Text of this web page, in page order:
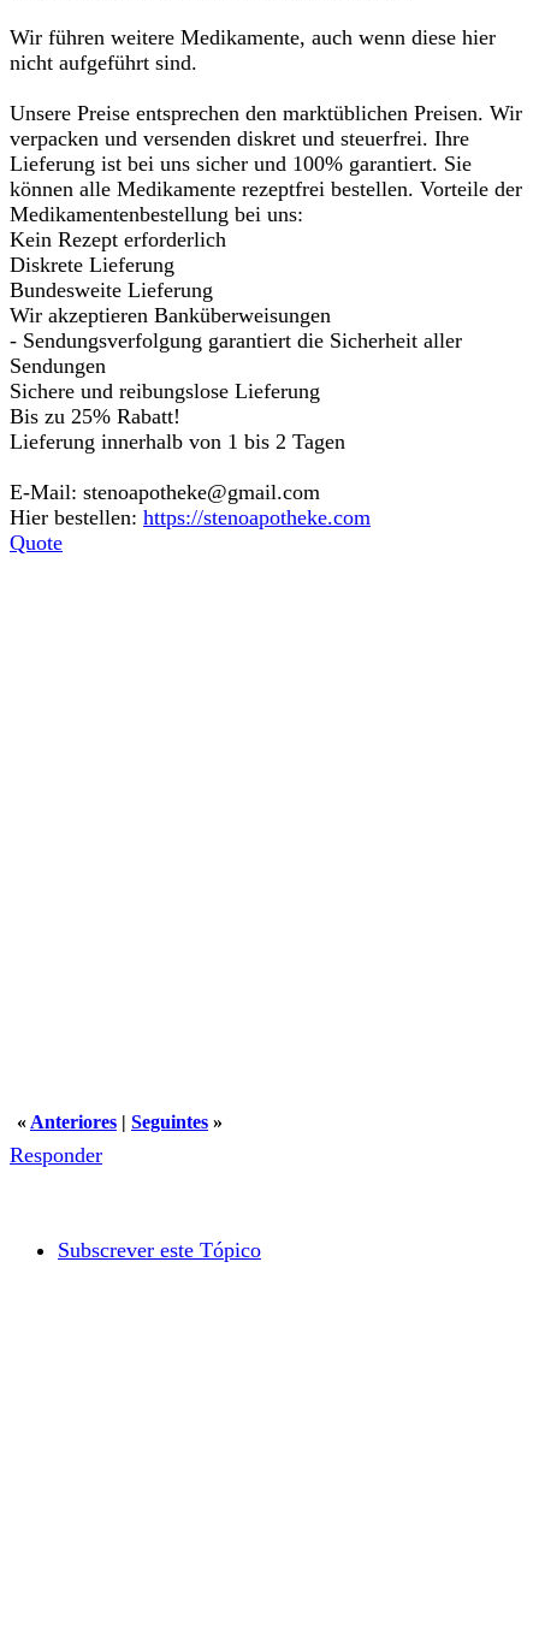
Wir führen weitere Medikamente, auch wenn diese hier
nicht aufgeführt sind.
Unsere Preise entsprechen den marktüblichen Preisen. Wir
verpacken und versenden diskret und steuerfrei. Ihre
Lieferung ist bei uns sicher und 100% garantiert. Sie
können alle Medikamente rezeptfrei bestellen. Vorteile der
Medikamentenbestellung bei uns:
Kein Rezept erforderlich
Diskrete Lieferung
Bundesweite Lieferung
Wir akzeptieren Banküberweisungen
- Sendungsverfolgung garantiert die Sicherheit aller
Sendungen
Sichere und reibungslose Lieferung
Bis zu 25% Rabatt!
Lieferung innerhalb von 1 bis 2 Tagen
E-Mail: stenoapotheke@gmail.com
Hier bestellen: https://stenoapotheke.com
Quote
« Anteriores | Seguintes »
Responder
Subscrever este Tópico